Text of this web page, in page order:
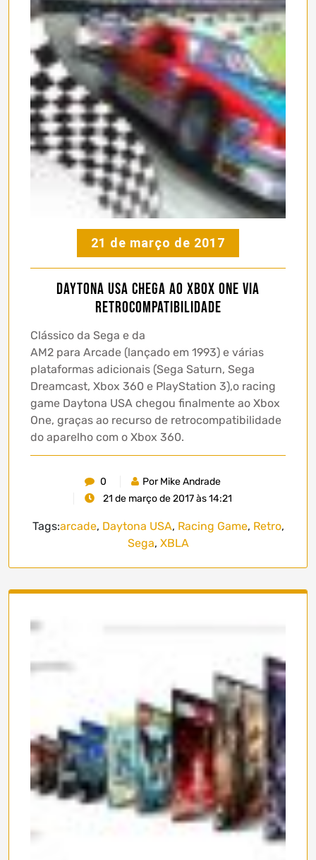
21 de março de 2017
Daytona USA chega ao Xbox One via
retrocompatibilidade
Clássico da Sega e da
AM2 para Arcade (lançado em 1993) e várias
plataformas adicionais (Sega Saturn, Sega
Dreamcast, Xbox 360 e PlayStation 3),o racing
game Daytona USA chegou finalmente ao Xbox
One, graças ao recurso de retrocompatibilidade
do aparelho com o Xbox 360.
0
Por Mike Andrade
21 de março de 2017 às 14:21
Tags:arcade, Daytona USA, Racing Game, Retro,
Sega, XBLA